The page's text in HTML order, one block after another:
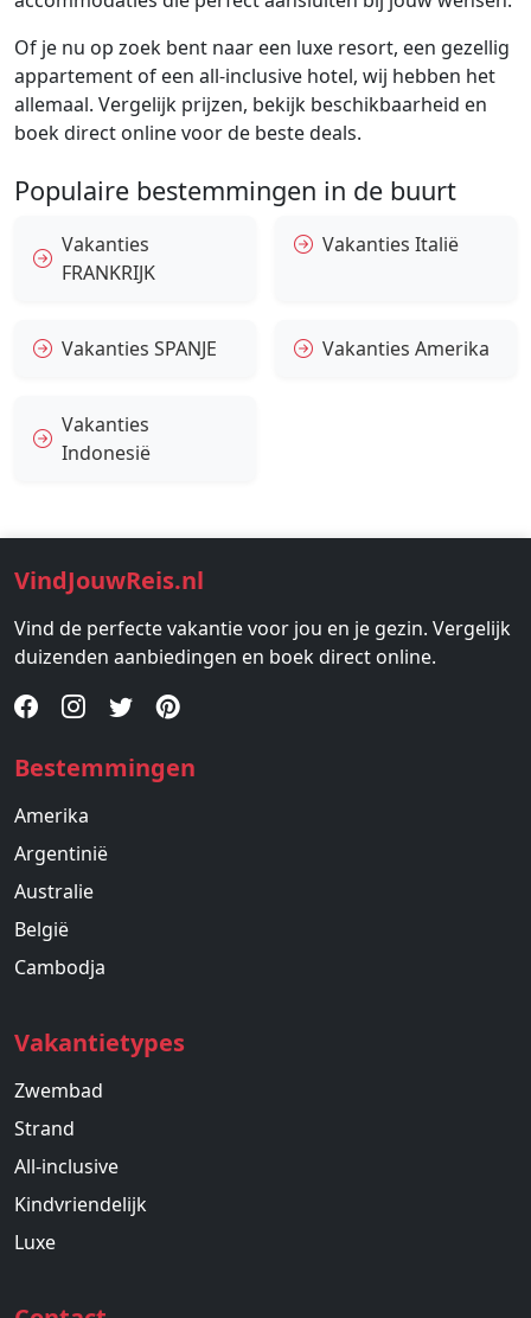
Of je nu op zoek bent naar een luxe resort, een gezellig
appartement of een all-inclusive hotel, wij hebben het
allemaal. Vergelijk prijzen, bekijk beschikbaarheid en
boek direct online voor de beste deals.
Populaire bestemmingen in de buurt
Vakanties
FRANKRIJK
Vakanties Italië
Vakanties SPANJE Vakanties Amerika
Vakanties
Indonesië
VindJouwReis.nl
Vind de perfecte vakantie voor jou en je gezin. Vergelijk
duizenden aanbiedingen en boek direct online.
Bestemmingen
Amerika
Argentinië
Australie
België
Cambodja
Vakantietypes
Zwembad
Strand
All-inclusive
Kindvriendelijk
Luxe